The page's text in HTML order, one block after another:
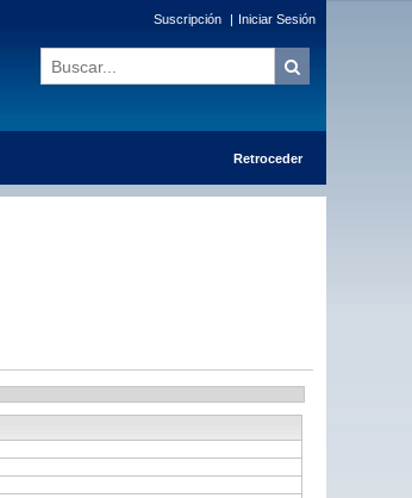
Suscripción | Iniciar Sesión
Retroceder